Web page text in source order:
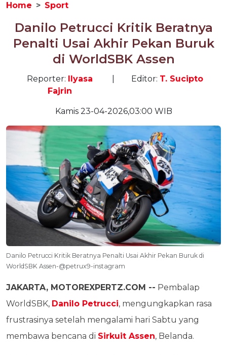
Home Sport
Danilo Petrucci Kritik Beratnya
Penalti Usai Akhir Pekan Buruk
di WorldSBK Assen
Reporter: Ilyasa
Fajrin
Editor: T. Sucipto
Kamis 23-04-2026,03:00 WIB
Danilo Petrucci Kritik Beratnya Penalti Usai Akhir Pekan Buruk di
WorldSBK Assen-@petrux9-instagram
JAKARTA, MOTOREXPERTZ.COM -- Pembalap
WorldSBK, Danilo Petrucci, mengungkapkan rasa
frustrasinya setelah mengalami hari Sabtu yang
membawa bencana di Sirkuit Assen, Belanda.